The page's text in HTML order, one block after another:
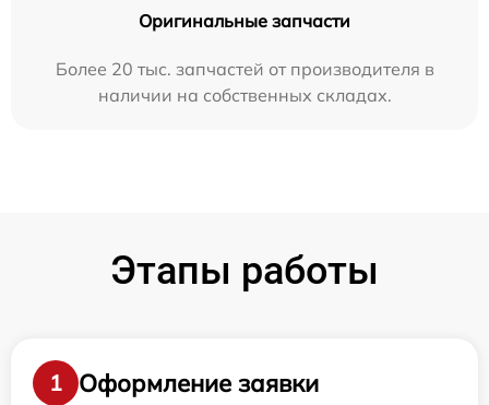
Оригинальные запчасти
Более 20 тыс. запчастей от производителя в
наличии на собственных складах.
Этапы работы
1
Оформление заявки